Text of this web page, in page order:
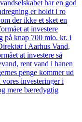
har en god
er holdt i ro
der ikke et sket en
at investere
på knap 700 mio. kr. i
i Aarhus Vand,
at investere så
rent vand i hanen
penge kommer ud
investeringer i
mere bæredygtig